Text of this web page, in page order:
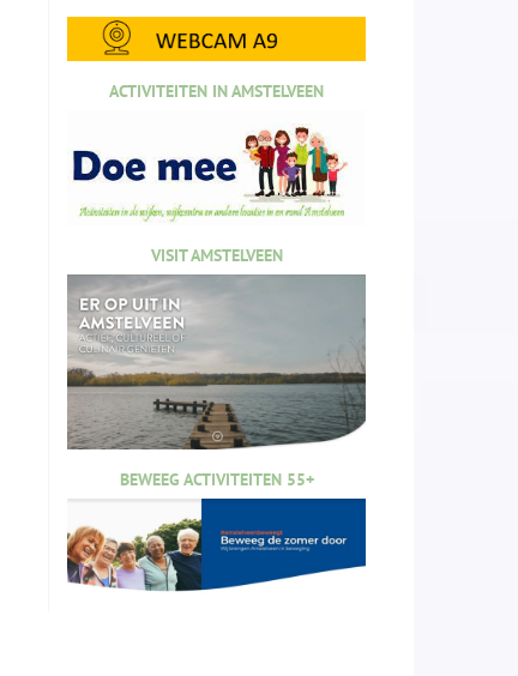
ACTIVITEITEN IN AMSTELVEEN
VISIT AMSTELVEEN
BEWEEG ACTIVITEITEN 55+